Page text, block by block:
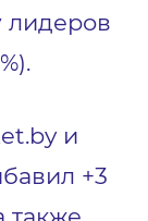
лидеров
и
+3